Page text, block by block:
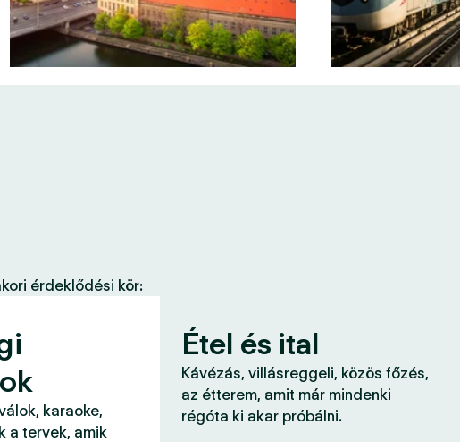
érdeklődési kör:
karaoke,
a tervek, amik
Étel és ital
Kávézás, villásreggeli, közös főzés,
az étterem, amit már mindenki
régóta ki akar próbálni.